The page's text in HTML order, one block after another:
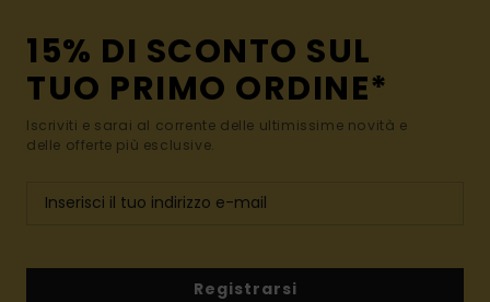
15% DI SCONTO SUL
TUO PRIMO ORDINE*
Iscriviti e sarai al corrente delle ultimissime novità e
delle offerte più esclusive.
Registrarsi